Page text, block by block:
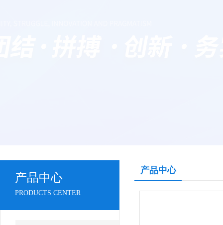
产品中心
PRODUCTS CENTER
产品中心